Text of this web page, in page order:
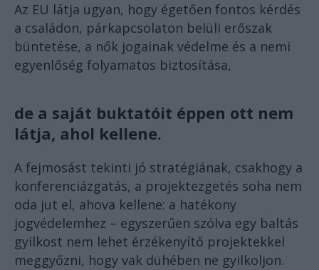
Az EU látja ugyan, hogy égetően fontos kérdés
a családon, párkapcsolaton belüli erőszak
büntetése, a nők jogainak védelme és a nemi
egyenlőség folyamatos biztosítása,
de a saját buktatóit éppen ott nem
látja, ahol kellene.
A fejmosást tekinti jó stratégiának, csakhogy a
konferenciázgatás, a projektezgetés soha nem
oda jut el, ahova kellene: a hatékony
jogvédelemhez – egyszerűen szólva egy baltás
gyilkost nem lehet érzékenyítő projektekkel
meggyőzni, hogy vak dühében ne gyilkoljon.